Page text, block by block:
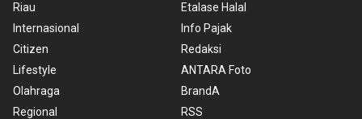
Riau
Internasional
Citizen
Lifestyle
Olahraga
Regional
Etalase Halal
Info Pajak
Redaksi
ANTARA Foto
BrandA
RSS